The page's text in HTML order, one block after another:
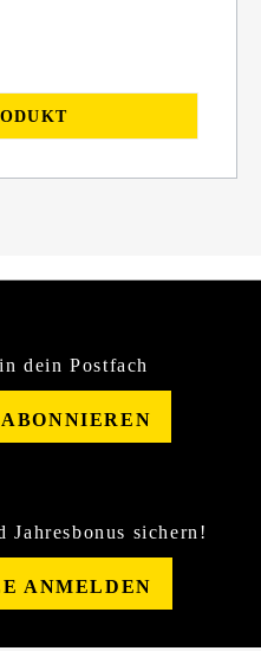
dein Postfach
sichern!
ANMELDEN